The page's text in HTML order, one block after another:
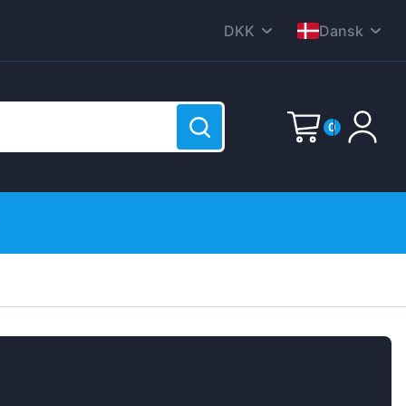
DKK
GBP
SEK
Dansk
0